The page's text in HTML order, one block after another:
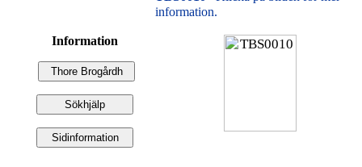
Information
information.